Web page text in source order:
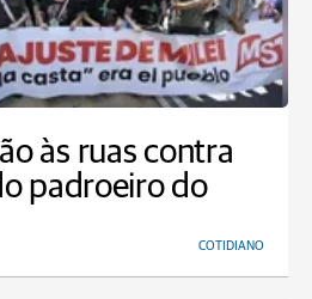
às ruas contra
padroeiro do
COTIDIANO